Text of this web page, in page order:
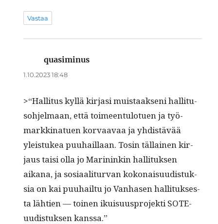
Vastaa
quasiminus
1.10.2023 18:48
>“Hal­li­tus kyl­lä kir­jasi muis­taak­seni hal­li­tu­
so­hjel­maan, että toimeen­tu­lotuen ja työ­
markki­nat­uen kor­vaavaa ja yhdis­tävää
yleis­tukea puuhail­laan. Tosin täl­lainen kir­
jaus taisi olla jo Marininkin hal­li­tuk­sen
aikana, ja sosi­aal­i­tur­van kokon­aisu­ud­is­tuk­
sia on kai puuhail­tu jo Van­hasen hal­li­tuk­ses­
ta läh­tien — toinen ikuisu­us­pro­jek­ti SOTE-
uud­is­tuk­sen kanssa.”